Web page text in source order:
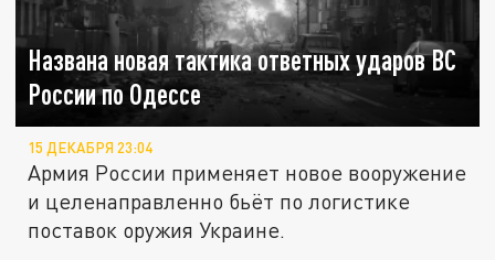
Названа новая тактика ответных ударов ВС
России по Одессе
15 ДЕКАБРЯ 23:04
Армия России применяет новое вооружение
и целенаправленно бьёт по логистике
поставок оружия Украине.